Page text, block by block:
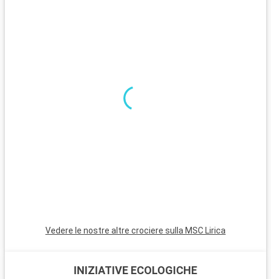
Vedere le nostre altre crociere sulla MSC Lirica
INIZIATIVE ECOLOGICHE